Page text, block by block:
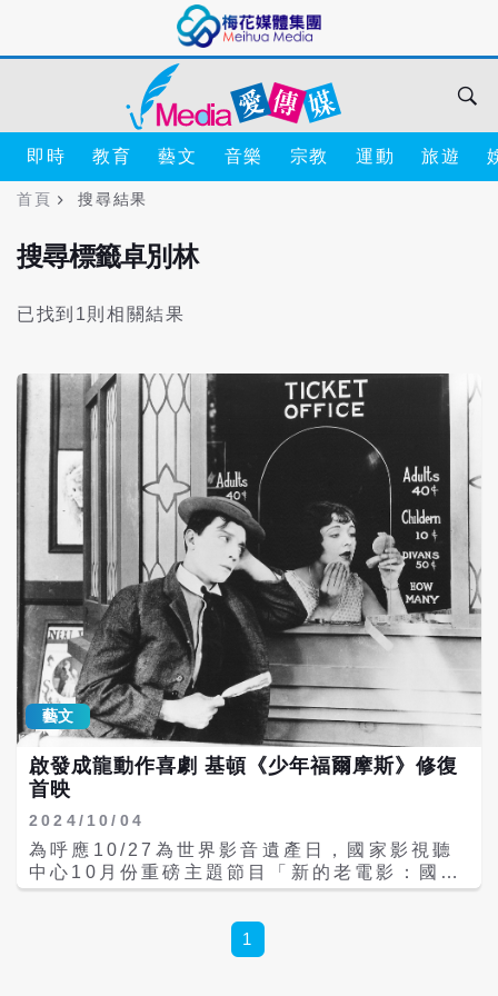
即時 教育 藝文 音樂 宗教 運動 旅遊
首頁 搜尋結果
搜尋標籤卓別林
已找到1則相關結果
藝文
啟發成龍動作喜劇 基頓《少年福爾摩斯》修復
首映
2024/10/04
為呼應10/27為世界影音遺產日，國家影視聽
中心10月份重磅主題節目「新的老電影：國際
修復新選」，為影迷獻上8部近年新獲修復、
包括黑白電影時代最負盛名的喜劇演員卓別林
與基頓主演的《冒險家》（1917）、《少年福
1